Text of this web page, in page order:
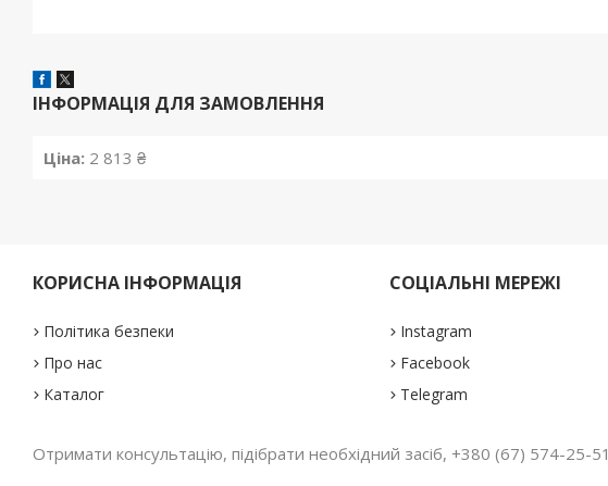
ІНФОРМАЦІЯ ДЛЯ ЗАМОВЛЕННЯ
Ціна: 2 813 ₴
КОРИСНА ІНФОРМАЦІЯ
Політика безпеки
Про нас
Каталог
СОЦІАЛЬНІ МЕРЕЖІ
Instagram
Facebook
Telegram
Отримати консультацію, підібрати необхідний засіб, +380 (67) 574-25-51